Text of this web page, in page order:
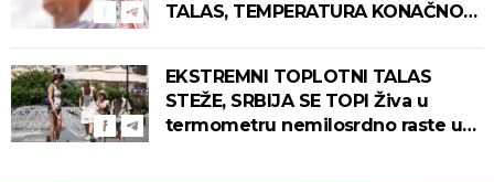
TALAS, TEMPERATURA KONAČNO
EKSTREMNI TOPLOTNI TALAS
STEŽE, SRBIJA SE TOPI Živa u
termometru nemilosrdno raste u